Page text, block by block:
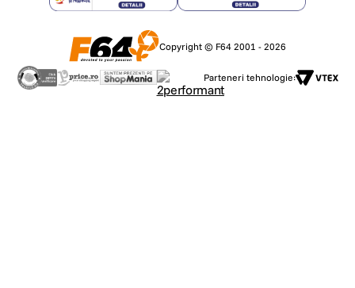
Copyright © F64 2001 - 2026
Parteneri tehnologie: